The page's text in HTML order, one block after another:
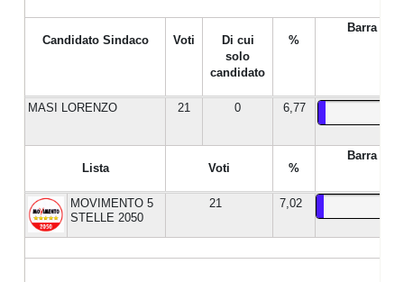
Candidato Sindaco Voti
Di cui
solo
candidato
%
Barra %
MASI LORENZO 21 0 6,77
Lista Voti %
Barra %
MOVIMENTO 5
STELLE 2050
21 7,02